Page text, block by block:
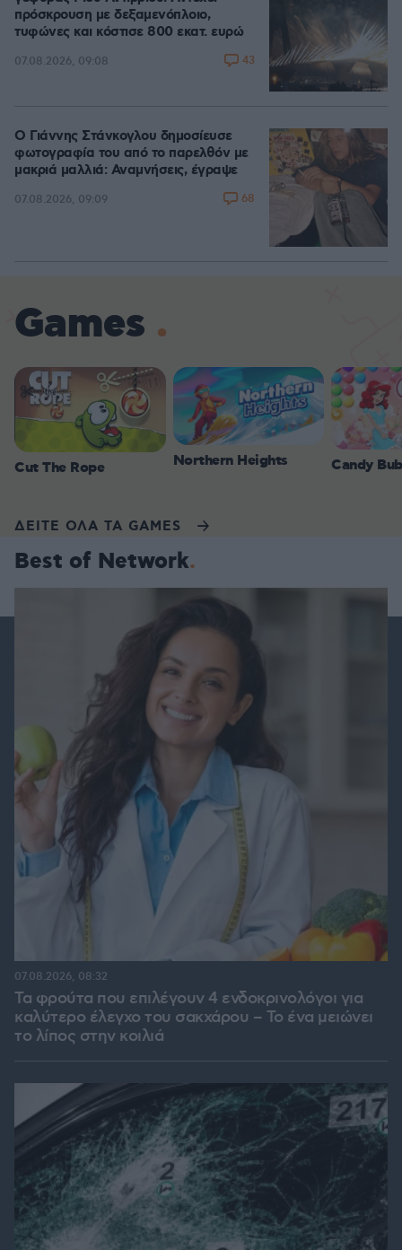
πρόσκρουση με δεξαμενόπλοιο,
τυφώνες και κόστισε 800 εκατ. ευρώ
07.08.2026, 09:08 43
Ο Γιάννης Στάνκογλου δημοσίευσε
φωτογραφία του από το παρελθόν με
μακριά μαλλιά: Αναμνήσεις, έγραψε
07.08.2026, 09:09 68
Games
Cut The Rope Northern Heights Candy
ΔΕΙΤΕ ΟΛΑ ΤΑ GAMES
Best of Network
Τα φρούτα που επιλέγουν 4 ενδοκρινολόγοι για
καλύτερο έλεγχο του σακχάρου – Το ένα μειώνει
το λίπος στην κοιλιά
07.08.2026, 08:32